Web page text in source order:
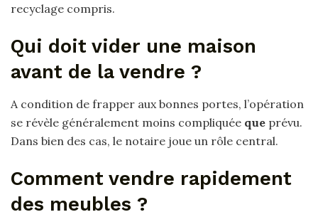
recyclage compris.
Qui doit vider une maison
avant de la vendre ?
A condition de frapper aux bonnes portes, l’opération
se révèle généralement moins compliquée que prévu.
Dans bien des cas, le notaire joue un rôle central.
Comment vendre rapidement
des meubles ?